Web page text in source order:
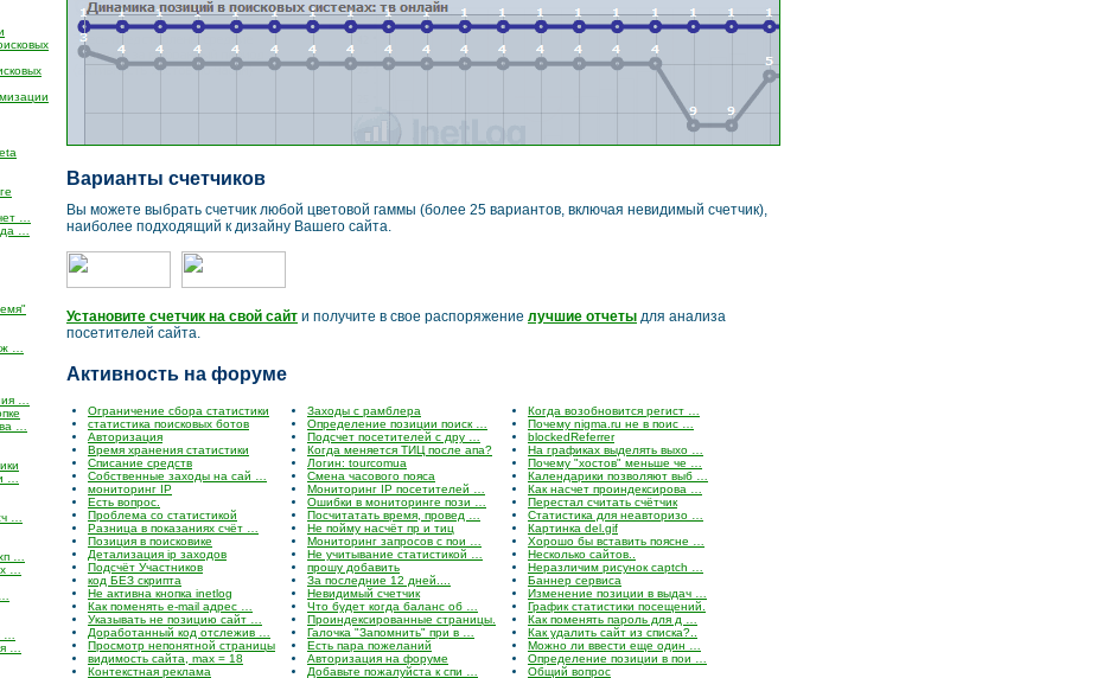
…
…
…
…
…
…
…
…
…
…
…
Варианты счетчиков
Вы можете выбрать счетчик любой цветовой гаммы (более 25 вариантов, включая невидимый счетчик),
наиболее подходящий к дизайну Вашего сайта.
Установите счетчик на свой сайт и получите в свое распоряжение лучшие отчеты для анализа
посетителей сайта.
Активность на форуме
Ограничение сбора статистики
статистика поисковых ботов
Авторизация
Время хранения статистики
Списание средств
Cобственные заходы на сай …
мониторинг IP
Есть вопрос.
Проблема со статистикой
Разница в показаниях счёт …
Позиция в поисковике
Детализация ip заходов
Подсчёт Участников
код БЕЗ скрипта
Не активна кнопка inetlog
Как поменять e-mail адрес …
Указывать не позицию сайт …
Доработанный код отслежив …
Просмотр непонятной страницы
видимость сайта, max = 18
Контекстная реклама
Заходы с рамблера
Определение позиции поиск …
Подсчет посетителей с дру …
Когда меняется ТИЦ после апа?
Логин: tourcomua
Смена часового пояса
Мониторинг IP посетителей …
Ошибки в мониторинге пози …
Посчитатать время, провед …
Не пойму насчёт пр и тиц
Мониторинг запросов с пои …
Не учитывание статистикой …
прошу добавить
За последние 12 дней....
Невидимый счетчик
Что будет когда баланс об …
Проиндексированные страницы.
Галочка "Запомнить" при в …
Есть пара пожеланий
Авторизация на форуме
Добавьте пожалуйста к спи …
Когда возобновится регист …
Почему nigma.ru не в поис …
blockedReferrer
На графиках выделять выхо …
Почему "хостов" меньше че …
Календарики позволяют выб …
Как насчет проиндексирова …
Перестал считать счётчик
Статистика для неавторизо …
Картинка del.gif
Хорошо бы вставить поясне …
Несколько сайтов..
Неразличим рисунок captch …
Баннер сервиса
Изменение позиции в выдач …
График статистики посещений.
Как поменять пароль для д …
Как удалить сайт из списка?..
Можно ли ввести еще один …
Определение позиции в пои …
Общий вопрос